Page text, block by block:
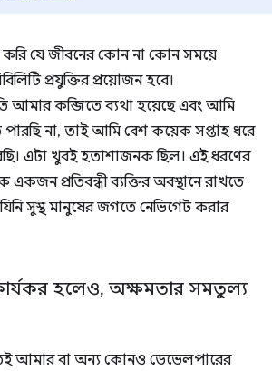
করি যে জীবনের কোন না কোন সময়ে
প্রযুক্তির প্রয়োজন হবে।
আমার কব্জিতে ব্যথা হয়েছে এবং আমি
না, তাই আমি বেশ কয়েক সপ্তাহ ধরে
এটা খুবই হতাশাজনক ছিল। এই ধরণের
প্রতিবন্ধী ব্যক্তির অবস্থানে রাখতে
সুস্থ মানুষের জগতে নেভিগেট করার
হলেও, অক্ষমতার সমতুল্য
আমার বা অন্য কোনও ডেভেলপারের